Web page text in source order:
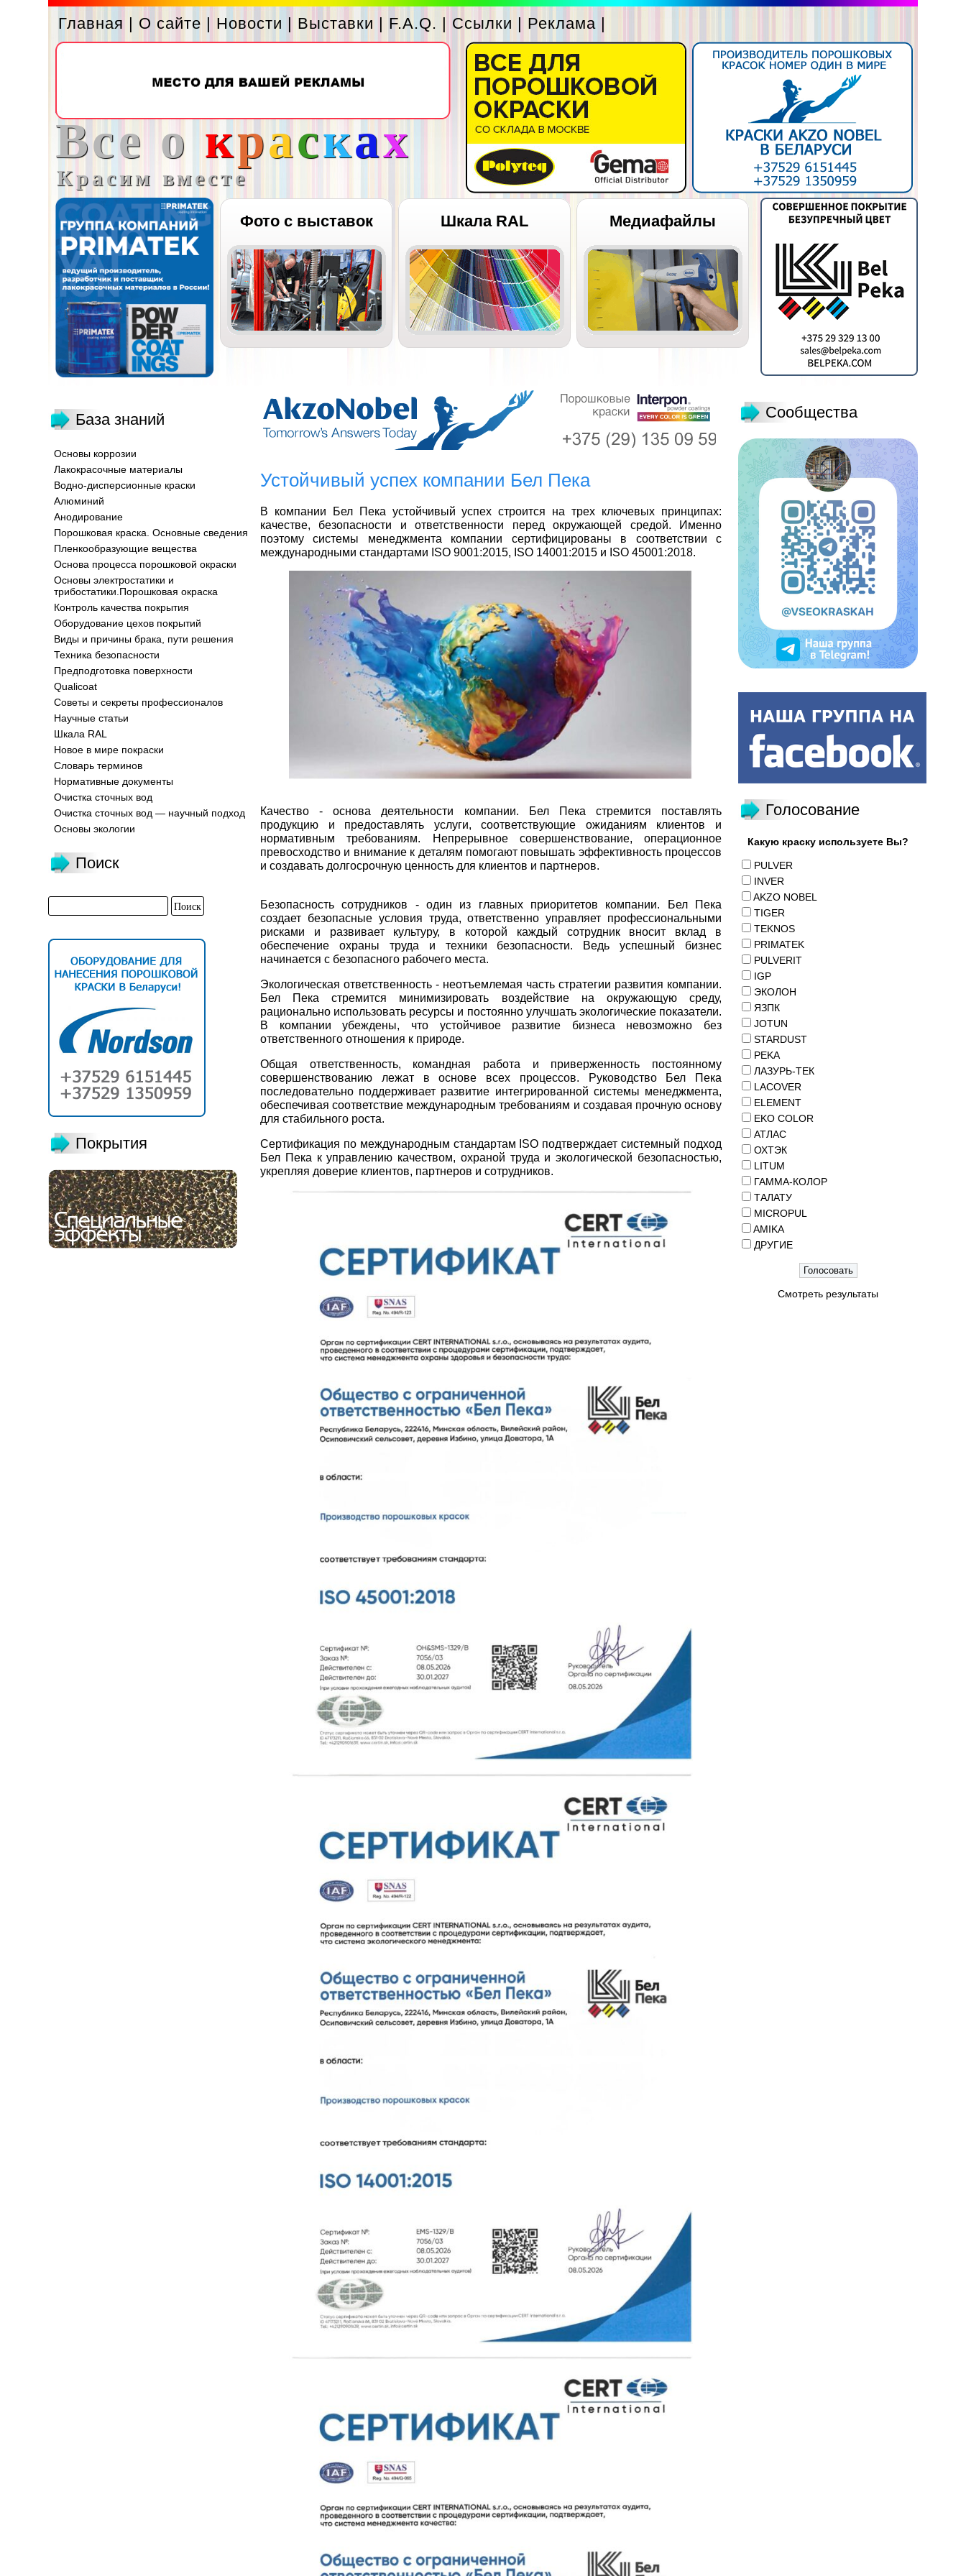
Главная | О сайте | Новости | Выставки | F.A.Q. | Ссылки | Реклама |
Все о красках
Красим вместе
Фото с выставок Шкала RAL Медиафайлы
База знаний
Основы коррозии
Лакокрасочные материалы
Водно-дисперсионные краски
Алюминий
Анодирование
Порошковая краска. Основные сведения
Пленкообразующие вещества
Основа процесса порошковой окраски
Основы электростатики и
трибостатики.Порошковая окраска
Контроль качества покрытия
Оборудование цехов покрытий
Виды и причины брака, пути решения
Техника безопасности
Предподготовка поверхности
Qualicoat
Советы и секреты профессионалов
Научные статьи
Шкала RAL
Новое в мире покраски
Словарь терминов
Нормативные документы
Очистка сточных вод
Очистка сточных вод — научный подход
Основы экологии
Поиск
Покрытия
Устойчивый успех компании Бел Пека
В компании Бел Пека устойчивый успех строится на трех ключевых принципах:
качестве, безопасности и ответственности перед окружающей средой. Именно
поэтому системы менеджмента компании сертифицированы в соответствии с
международными стандартами ISO 9001:2015, ISO 14001:2015 и ISO 45001:2018.
Качество - основа деятельности компании. Бел Пека стремится поставлять
продукцию и предоставлять услуги, соответствующие ожиданиям клиентов и
нормативным требованиям. Непрерывное совершенствование, операционное
превосходство и внимание к деталям помогают повышать эффективность процессов
и создавать долгосрочную ценность для клиентов и партнеров.
Безопасность сотрудников - один из главных приоритетов компании. Бел Пека
создает безопасные условия труда, ответственно управляет профессиональными
рисками и развивает культуру, в которой каждый сотрудник вносит вклад в
обеспечение охраны труда и техники безопасности. Ведь успешный бизнес
начинается с безопасного рабочего места.
Экологическая ответственность - неотъемлемая часть стратегии развития компании.
Бел Пека стремится минимизировать воздействие на окружающую среду,
рационально использовать ресурсы и постоянно улучшать экологические показатели.
В компании убеждены, что устойчивое развитие бизнеса невозможно без
ответственного отношения к природе.
Общая ответственность, командная работа и приверженность постоянному
совершенствованию лежат в основе всех процессов. Руководство Бел Пека
последовательно поддерживает развитие интегрированной системы менеджмента,
обеспечивая соответствие международным требованиям и создавая прочную основу
для стабильного роста.
Сертификация по международным стандартам ISO подтверждает системный подход
Бел Пека к управлению качеством, охраной труда и экологической безопасностью,
укрепляя доверие клиентов, партнеров и сотрудников.
Сообщества
Голосование
Какую краску используете Вы?
PULVER
INVER
AKZO NOBEL
TIGER
TEKNOS
PRIMATEK
PULVERIT
IGP
ЭКОЛОН
ЯЗПК
JOTUN
STARDUST
PEKA
ЛАЗУРЬ-ТЕК
LACOVER
ELEMENT
EKO COLOR
АТЛАС
ОХТЭК
LITUM
ГАММА-КОЛОР
ТАЛАТУ
MICROPUL
AMIKA
ДРУГИЕ
Смотреть результаты